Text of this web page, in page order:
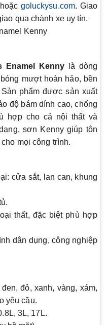
hoặc goluckysu.com. Giao
qua chành xe uy tín.
Kenny
Enamel Kenny là dòng
mượt hoàn hảo, bền
phẩm được sản xuất
độ bám dính cao, chống
hợp cho cả nội thất và
sơn Kenny giúp tôn
mọi công trình.
cửa sắt, lan can, khung
thất, đặc biệt phù hợp
dân dụng, công nghiệp
đỏ, xanh, vàng, xám,
yêu cầu.
3L, 17L.